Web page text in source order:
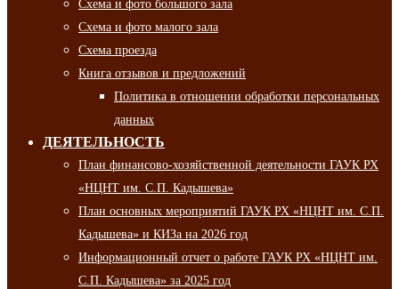
Схема и фото большого зала
Схема и фото малого зала
Схема проезда
Книга отзывов и предложений
Политика в отношении обработки персональных
данных
ДЕЯТЕЛЬНОСТЬ
План финансово-хозяйственной деятельности ГАУК РХ
«НЦНТ им. С.П. Кадышева»
План основных мероприятий ГАУК РХ «НЦНТ им. С.П.
Кадышева» и КИЗа на 2026 год
Информационный отчет о работе ГАУК РХ «НЦНТ им.
С.П. Кадышева» за 2025 год